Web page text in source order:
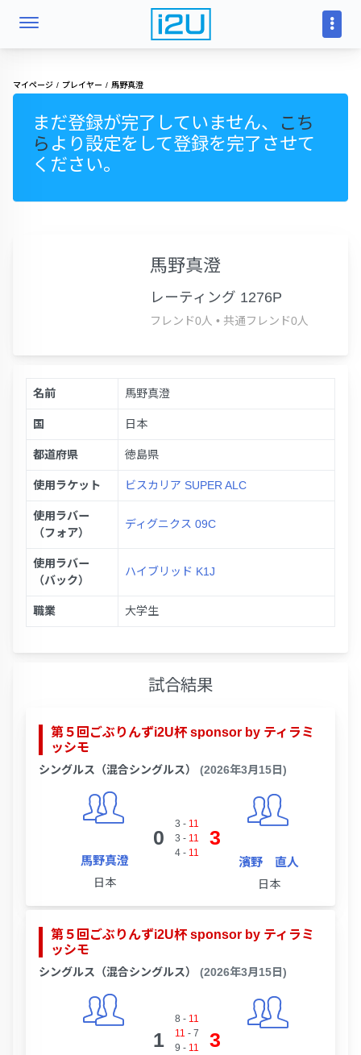
マイページ プレイヤー 馬野真澄
まだ登録が完了していません、
こち
ら より設定をして登録を完了させて
ください。
馬野真澄
レーティング 1276P
フレンド0人 • 共通フレンド0人
名前 馬野真澄
国 日本
都道府県 徳島県
使用ラケット ビスカリア SUPER ALC
使用ラバー
（フォア）
ディグニクス 09C
使用ラバー
（バック）
ハイブリッド K1J
職業 大学生
試合結果
第５回ごぶりんずi2U杯 sponsor by ティラミ
ッシモ
シングルス（混合シングルス） (2026年3月15日)
馬野真澄
日本
0
3 - 11
3 - 11
4- 11
3
濱野 直人
日本
第５回ごぶりんずi2U杯 sponsor by ティラミ
ッシモ
シングルス（混合シングルス） (2026年3月15日)
1
8 - 11
11 - 7
9 - 11
3